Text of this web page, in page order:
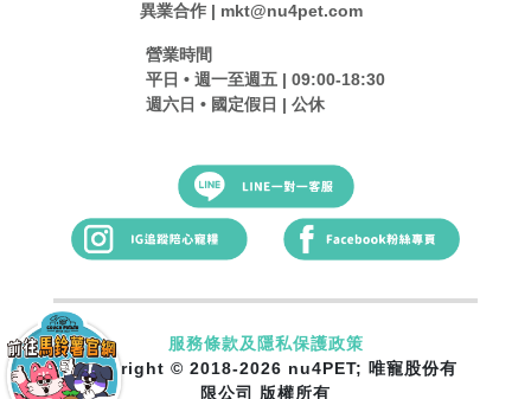
異業合作 | mkt@nu4pet.com
營業時間
平日 • 週一至週五 | 09:00-18:30
週六日 • 國定假日 | 公休
服務條款及隱私保護政策
Copyright © 2018-2026 nu4PET; 唯寵股份有
限公司 版權所有